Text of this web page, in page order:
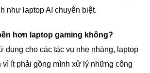
như laptop AI chuyên biệt.
hơn laptop gaming không?
dụng cho các tác vụ nhẹ nhàng, laptop
vì ít phải gồng mình xử lý những công